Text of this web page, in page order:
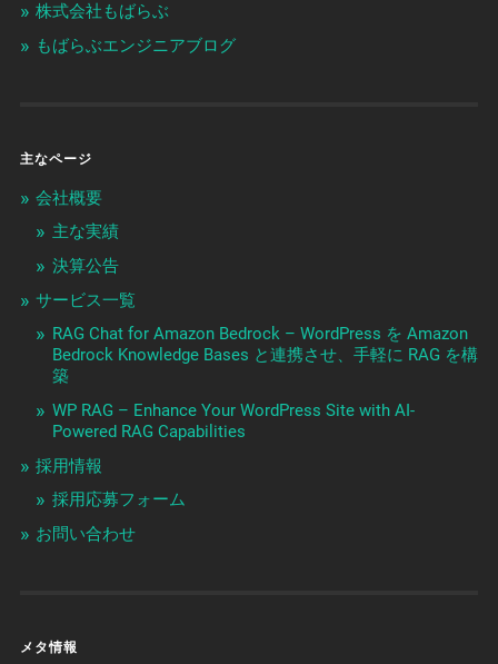
株式会社もばらぶ
もばらぶエンジニアブログ
主なページ
会社概要
主な実績
決算公告
サービス一覧
RAG Chat for Amazon Bedrock – WordPress を Amazon
Bedrock Knowledge Bases と連携させ、手軽に RAG を構
築
WP RAG – Enhance Your WordPress Site with AI-
Powered RAG Capabilities
採用情報
採用応募フォーム
お問い合わせ
メタ情報